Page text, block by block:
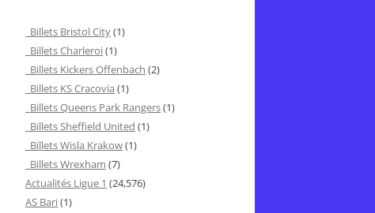
Billets Bristol City(1)
Billets Charleroi(1)
Billets Kickers Offenbach (2)
Billets KS Cracovia (1)
Billets Queens Park Rangers(1)
Billets Sheffield United (1)
Billets Wisla Krakow(1)
Billets Wrexham (7)
Actualités Ligue 1 (24,576)
AS Bari(1)